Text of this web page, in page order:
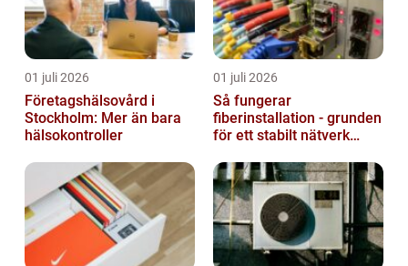
01 juli 2026
Företagshälsovård i
Stockholm: Mer än bara
hälsokontroller
01 juli 2026
Så fungerar
fiberinstallation - grunden
för ett stabilt nätverk